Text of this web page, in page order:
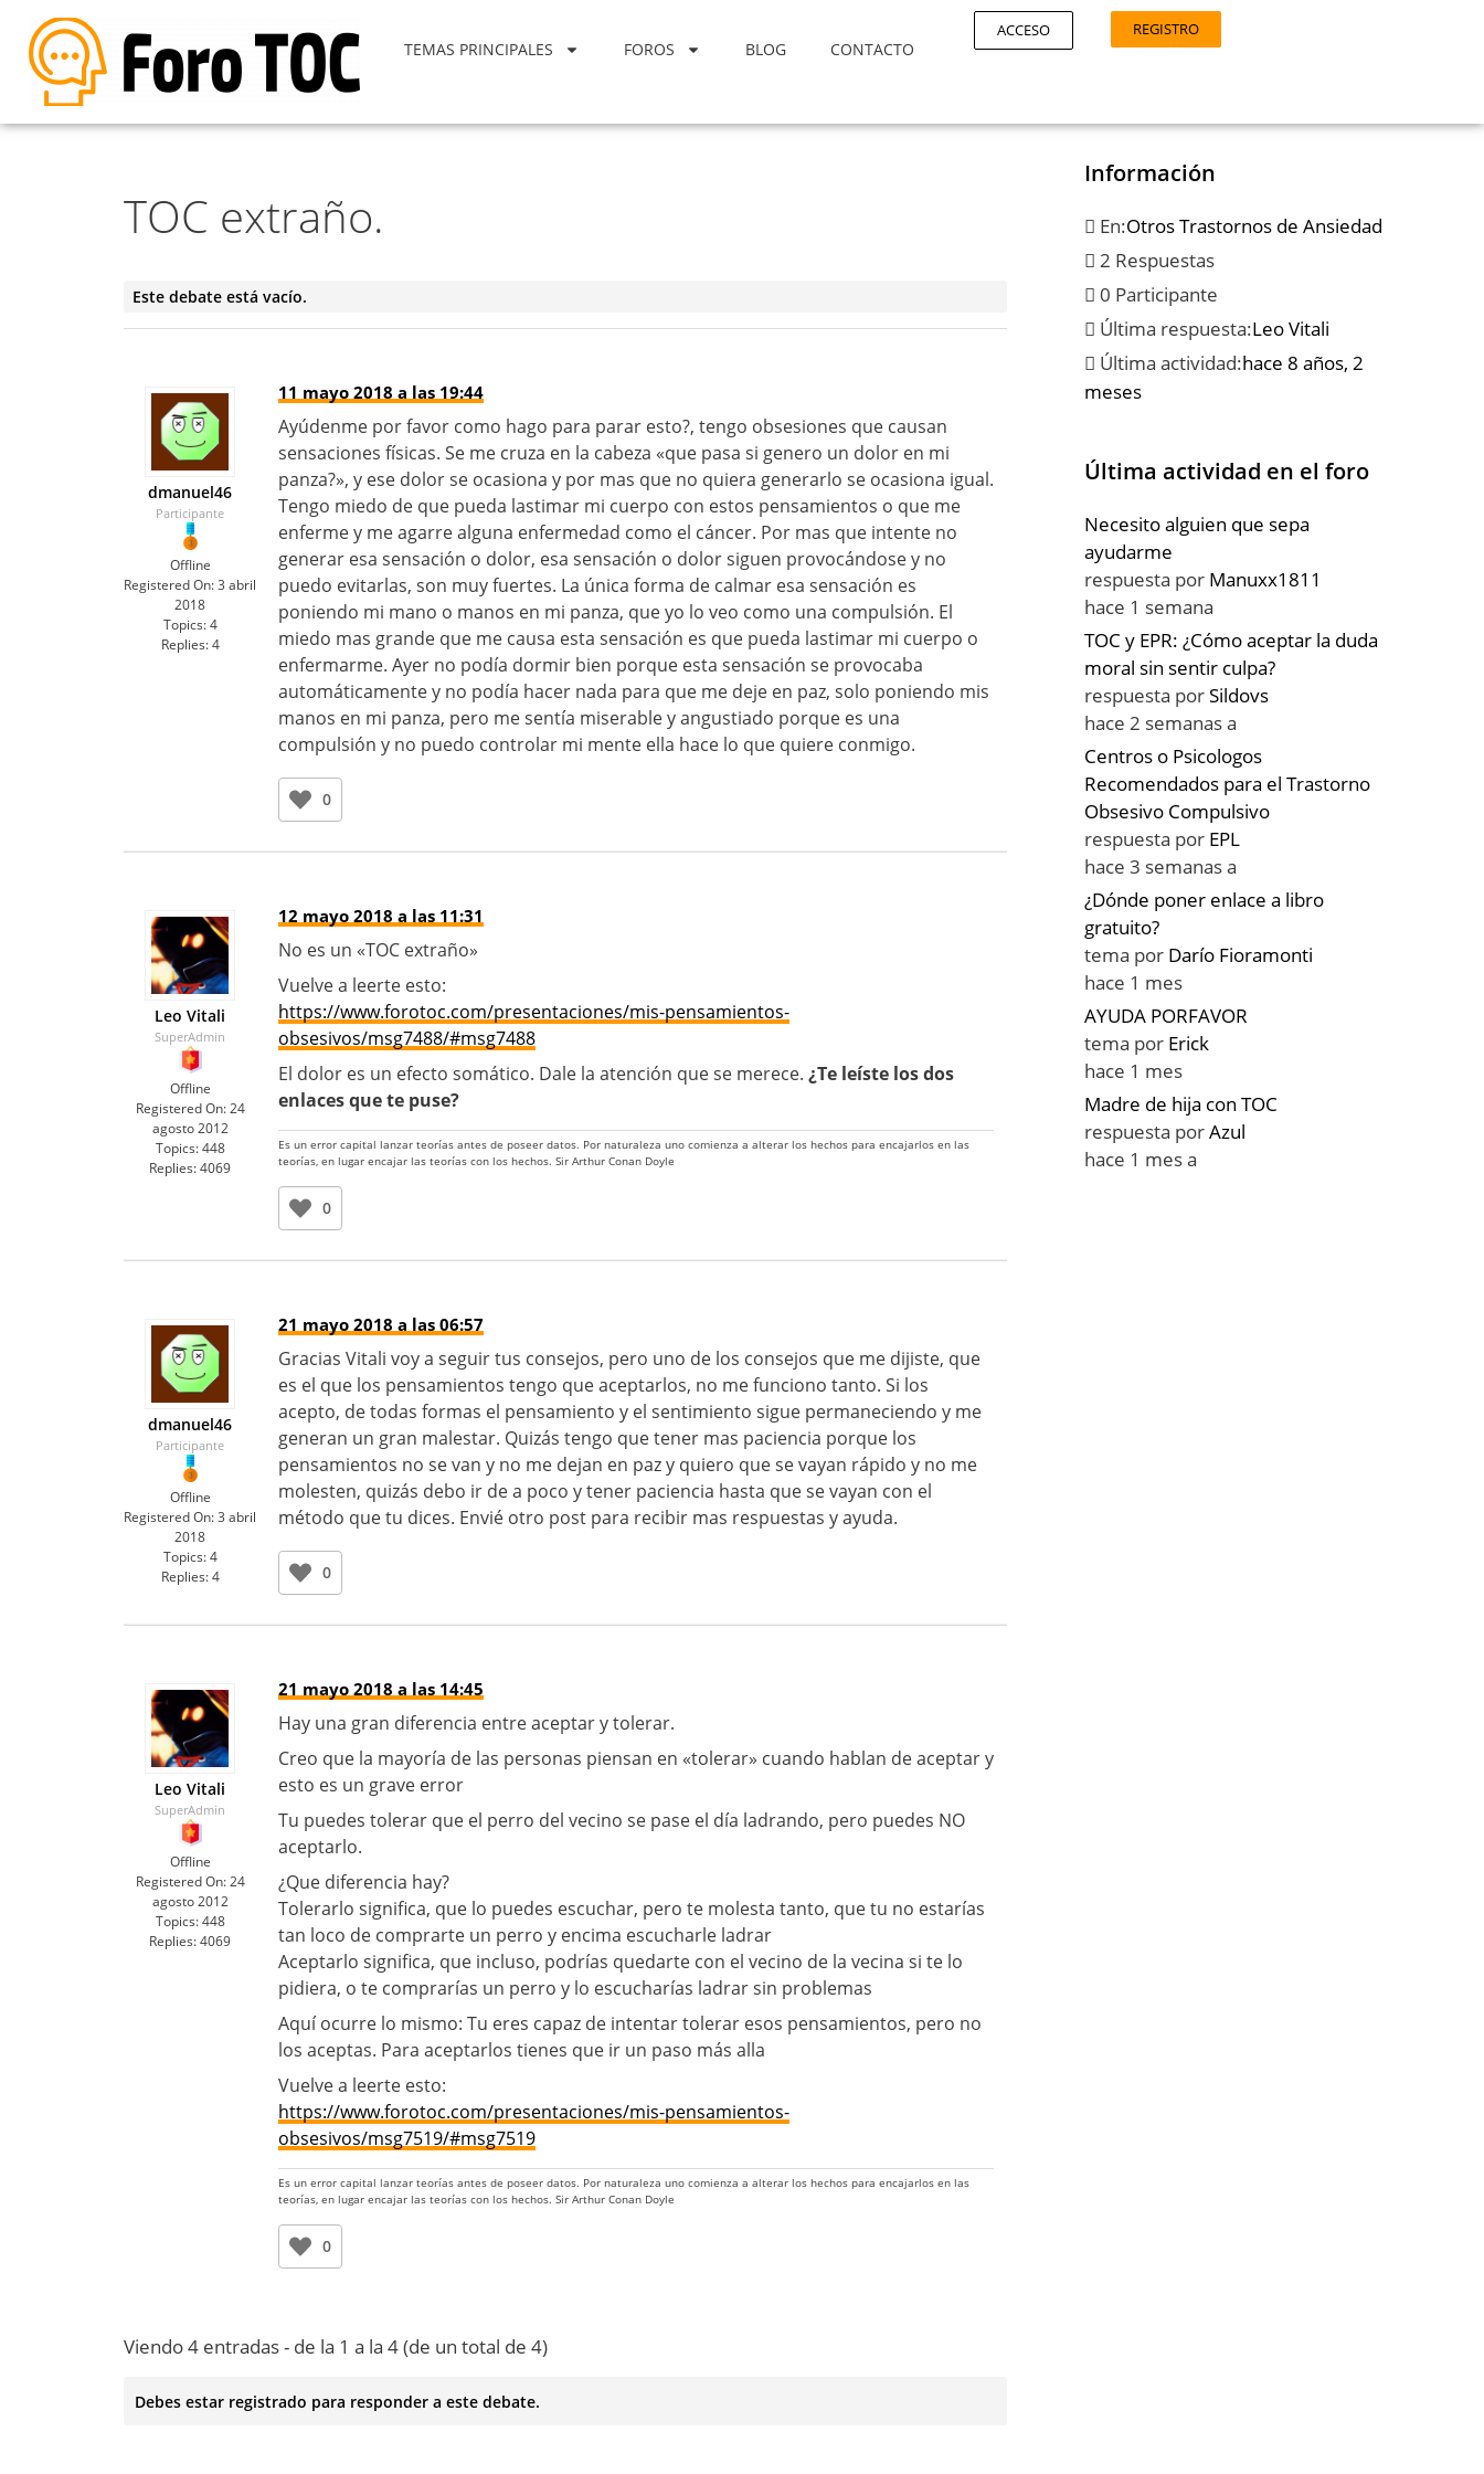
TEMAS PRINCIPALES FOROS BLOG CONTACTO
ACCESO REGISTRO
TOC extraño.
Este debate está vacío.
dmanuel46
Participante
Offline
Registered On:3 abril
2018
Topics: 4
Replies: 4
11 mayo 2018 a las 19:44
Ayúdenme por favor como hago para parar esto?, tengo obsesiones que causan
sensaciones físicas. Se me cruza en la cabeza «que pasa si genero un dolor en mi
panza?», y ese dolor se ocasiona y por mas que no quiera generarlo se ocasiona igual.
Tengo miedo de que pueda lastimar mi cuerpo con estos pensamientos o que me
enferme y me agarre alguna enfermedad como el cáncer. Por mas que intente no
generar esa sensación o dolor, esa sensación o dolor siguen provocándose y no
puedo evitarlas, son muy fuertes. La única forma de calmar esa sensación es
poniendo mi mano o manos en mi panza, que yo lo veo como una compulsión. El
miedo mas grande que me causa esta sensación es que pueda lastimar mi cuerpo o
enfermarme. Ayer no podía dormir bien porque esta sensación se provocaba
automáticamente y no podía hacer nada para que me deje en paz, solo poniendo mis
manos en mi panza, pero me sentía miserable y angustiado porque es una
compulsión y no puedo controlar mi mente ella hace lo que quiere conmigo.
0
Leo Vitali
SuperAdmin
Offline
Registered On: 24
agosto 2012
Topics: 448
Replies:4069
12 mayo 2018 a las 11:31
No es un «TOC extraño»
Vuelve a leerte esto:
https://www.forotoc.com/presentaciones/mis-pensamientos-
obsesivos/msg7488/#msg7488
El dolor es un efecto somático. Dale la atención que se merece. ¿Te leíste los dos
enlaces que te puse?
Es un error capital lanzar teorías antes de poseer datos. Por naturaleza uno comienza a alterar los hechos para encajarlos en las
teorías, en lugar encajar las teorías con los hechos. Sir Arthur Conan Doyle
0
dmanuel46
Participante
Offline
Registered On:3 abril
2018
Topics: 4
Replies: 4
21 mayo 2018 a las 06:57
Gracias Vitali voy a seguir tus consejos, pero uno de los consejos que me dijiste, que
es el que los pensamientos tengo que aceptarlos, no me funciono tanto. Si los
acepto, de todas formas el pensamiento y el sentimiento sigue permaneciendo y me
generan un gran malestar. Quizás tengo que tener mas paciencia porque los
pensamientos no se van y no me dejan en paz y quiero que se vayan rápido y no me
molesten, quizás debo ir de a poco y tener paciencia hasta que se vayan con el
método que tu dices. Envié otro post para recibir mas respuestas y ayuda.
0
Leo Vitali
SuperAdmin
Offline
Registered On: 24
agosto 2012
Topics: 448
Replies:4069
21 mayo 2018 a las 14:45
Hay una gran diferencia entre aceptar y tolerar.
Creo que la mayoría de las personas piensan en «tolerar» cuando hablan de aceptar y
esto es un grave error
Tu puedes tolerar que el perro del vecino se pase el día ladrando, pero puedes NO
aceptarlo.
¿Que diferencia hay?
Tolerarlo significa, que lo puedes escuchar, pero te molesta tanto, que tu no estarías
tan loco de comprarte un perro y encima escucharle ladrar
Aceptarlo significa, que incluso, podrías quedarte con el vecino de la vecina si te lo
pidiera, o te comprarías un perro y lo escucharías ladrar sin problemas
Aquí ocurre lo mismo: Tu eres capaz de intentar tolerar esos pensamientos, pero no
los aceptas. Para aceptarlos tienes que ir un paso más alla
Vuelve a leerte esto:
https://www.forotoc.com/presentaciones/mis-pensamientos-
obsesivos/msg7519/#msg7519
Es un error capital lanzar teorías antes de poseer datos. Por naturaleza uno comienza a alterar los hechos para encajarlos en las
teorías, en lugar encajar las teorías con los hechos. Sir Arthur Conan Doyle
0
Viendo 4 entradas - de la 1 a la 4 (de un total de 4)
Debes estar registrado para responder a este debate.
Información
En:Otros Trastornos de Ansiedad
2 Respuestas
0 Participante
Última respuesta:Leo Vitali
Última actividad:hace 8 años, 2
meses
Última actividad en el foro
Necesito alguien que sepa
ayudarme
respuesta por Manuxx1811
hace 1 semana
TOC y EPR: ¿Cómo aceptar la duda
moral sin sentir culpa?
respuesta porSildovs
hace 2 semanas a
Centros o Psicologos
Recomendados para el Trastorno
Obsesivo Compulsivo
respuesta por EPL
hace 3 semanas a
¿Dónde poner enlace a libro
gratuito?
tema por Darío Fioramonti
hace 1 mes
AYUDA PORFAVOR
tema por Erick
hace 1 mes
Madre de hija con TOC
respuesta porAzul
hace 1 mes a